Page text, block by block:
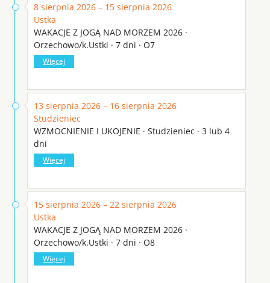
8 sierpnia 2026 – 15 sierpnia 2026
Ustka
WAKACJE Z JOGĄ NAD MORZEM 2026 ·
Orzechowo/k.Ustki · 7 dni · O7
Więcej
13 sierpnia 2026 – 16 sierpnia 2026
Studzieniec
WZMOCNIENIE I UKOJENIE · Studzieniec · 3 lub 4
dni
Więcej
15 sierpnia 2026 – 22 sierpnia 2026
Ustka
WAKACJE Z JOGĄ NAD MORZEM 2026 ·
Orzechowo/k.Ustki · 7 dni · O8
Więcej